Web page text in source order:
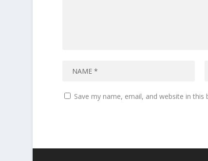
Save my name, email, and website in